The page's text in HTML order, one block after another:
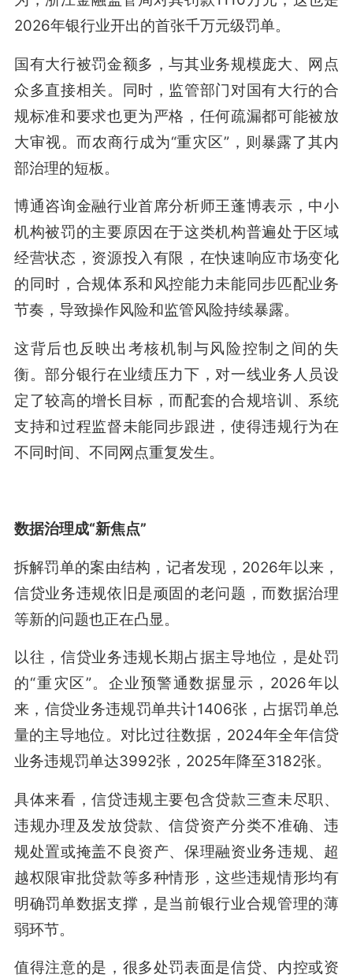
2026年银行业开出的首张千万元级罚单。
国有大行被罚金额多，与其业务规模庞大、网点
众多直接相关。同时，监管部门对国有大行的合
规标准和要求也更为严格，任何疏漏都可能被放
大审视。而农商行成为“重灾区”，则暴露了其内
部治理的短板。
博通咨询金融行业首席分析师王蓬博表示，中小
机构被罚的主要原因在于这类机构普遍处于区域
经营状态，资源投入有限，在快速响应市场变化
的同时，合规体系和风控能力未能同步匹配业务
节奏，导致操作风险和监管风险持续暴露。
这背后也反映出考核机制与风险控制之间的失
衡。部分银行在业绩压力下，对一线业务人员设
定了较高的增长目标，而配套的合规培训、系统
支持和过程监督未能同步跟进，使得违规行为在
不同时间、不同网点重复发生。
数据治理成“新焦点”
拆解罚单的案由结构，记者发现，2026年以来，
信贷业务违规依旧是顽固的老问题，而数据治理
等新的问题也正在凸显。
以往，信贷业务违规长期占据主导地位，是处罚
的“重灾区”。企业预警通数据显示，2026年以
来，信贷业务违规罚单共计1406张，占据罚单总
量的主导地位。对比过往数据，2024年全年信贷
业务违规罚单达3992张，2025年降至3182张。
具体来看，信贷违规主要包含贷款三查未尽职、
违规办理及发放贷款、信贷资产分类不准确、违
规处置或掩盖不良资产、保理融资业务违规、超
越权限审批贷款等多种情形，这些违规情形均有
明确罚单数据支撑，是当前银行业合规管理的薄
弱环节。
值得注意的是，很多处罚表面是信贷、内控或资